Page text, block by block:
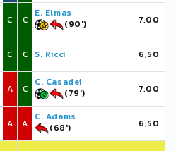
C
C
A
A
C
E. Elmas
(90')
7,00
C S. Ricci 6,50
C
C. Casadei
(79')
7,00
A
C. Adams
(68')
6,50